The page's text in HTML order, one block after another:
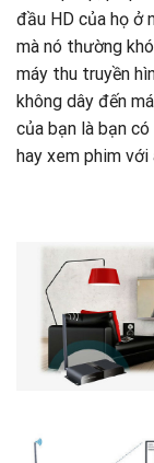
đầu HD của họ ở
mà nó thường
máy thu truyền
không dây đến
của bạn là bạn
hay xem phim